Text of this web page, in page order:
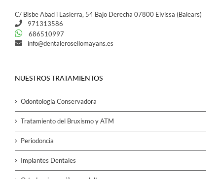
C/ Bisbe Abad i Lasierra, 54 Bajo Derecha 07800 Eivissa (Balears)
971313586
686510997
info@dentalerosellomayans.es
NUESTROS TRATAMIENTOS
Odontología Conservadora
Tratamiento del Bruxismo y ATM
Periodoncia
Implantes Dentales